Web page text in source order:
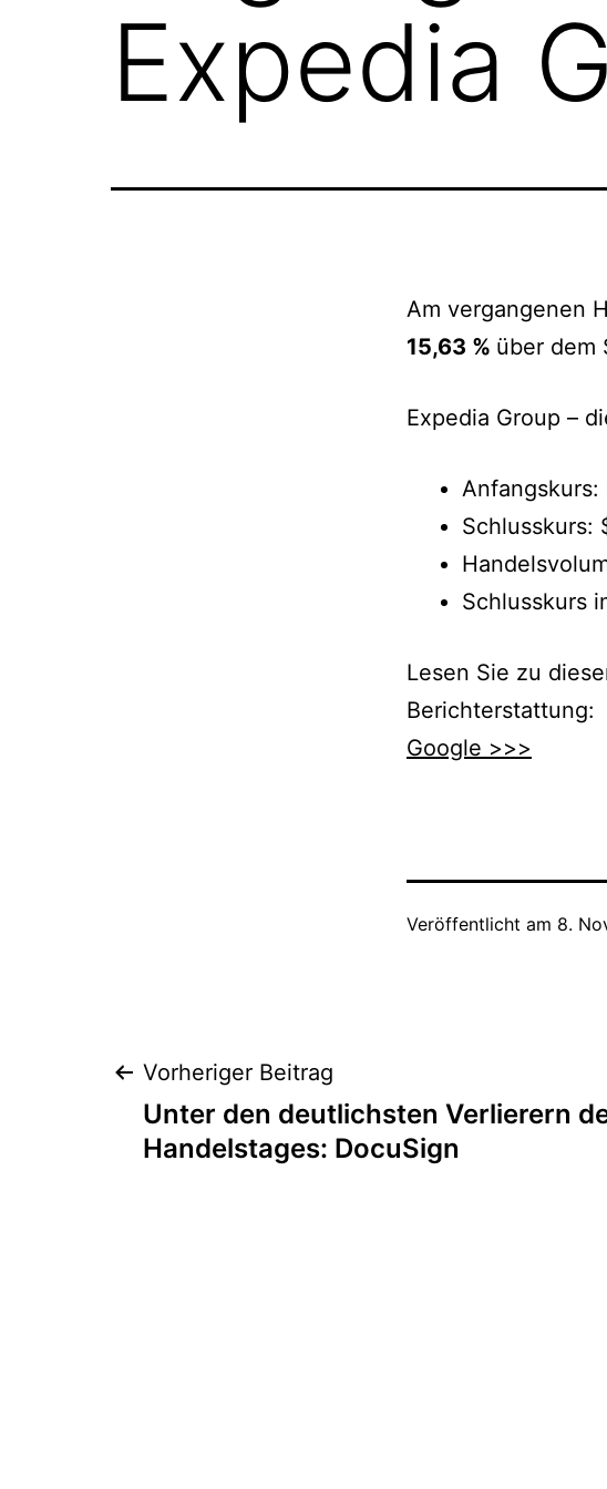
Expedia
Am vergangenen
15,63 % über dem
Expedia Group –
Anfangskurs:
Schlusskurs:
Schlusskurs
Lesen Sie zu
Berichterstattung:
Google >>>
Veröffentlicht am 8.
Beitragsnavigation
Vorheriger Beitrag
Unter den deutlichsten Verlierern
Handelstages: DocuSign